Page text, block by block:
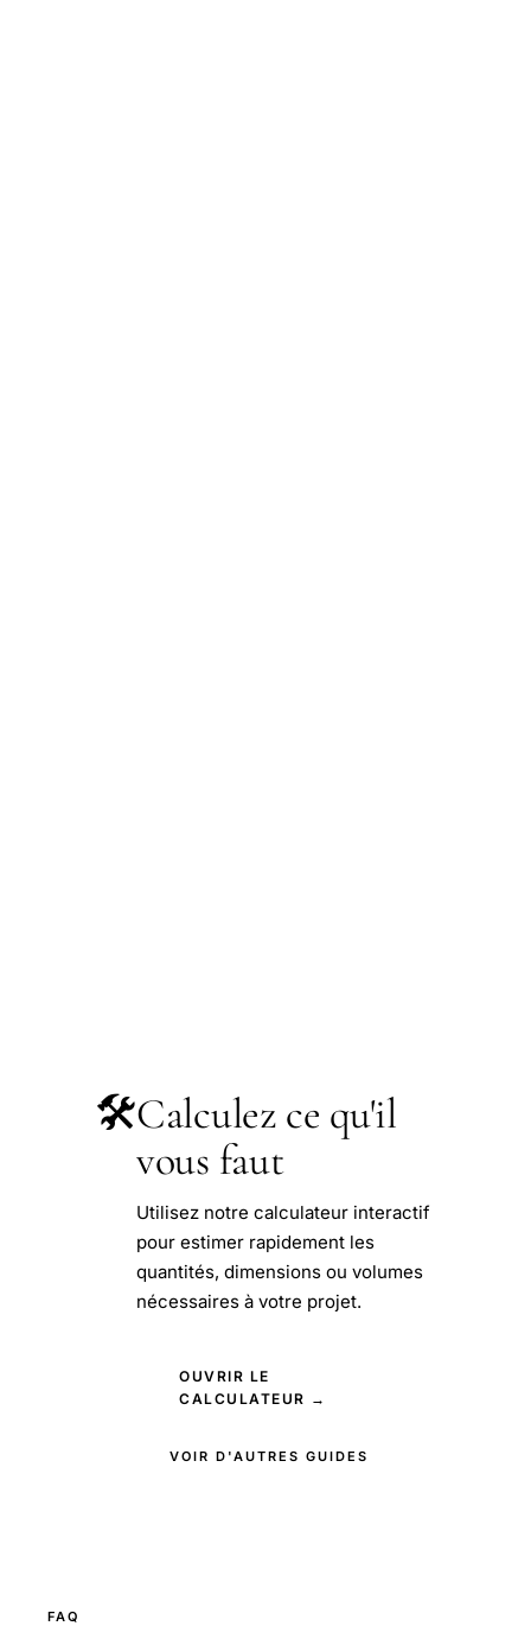
🛠️Calculez ce qu'il
vous faut
Utilisez notre calculateur interactif
pour estimer rapidement les
quantités, dimensions ou volumes
nécessaires à votre projet.
OUVRIR LE
CALCULATEUR →
VOIR D'AUTRES GUIDES
FAQ